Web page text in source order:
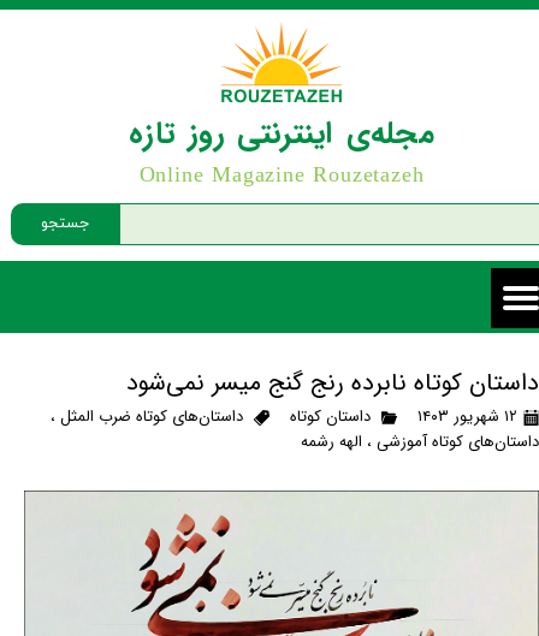
جستجو
مجله‌ی اینترنتی روز تازه
Online Magazine Rouzetazeh
داستان کوتاه نابرده رنج گنج میسر نمی‌شود
۱۲ شهریور ۱۴۰۳ داستان کوتاه داستان‌های کوتاه ضرب المثل،
داستان‌های کوتاه آموزشی، الهه رشمه